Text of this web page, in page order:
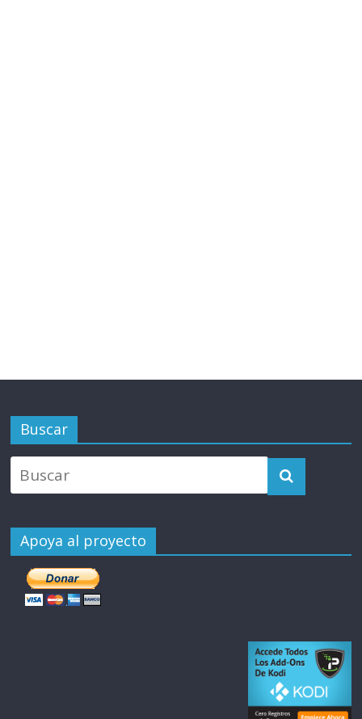
Buscar
Apoya al proyecto